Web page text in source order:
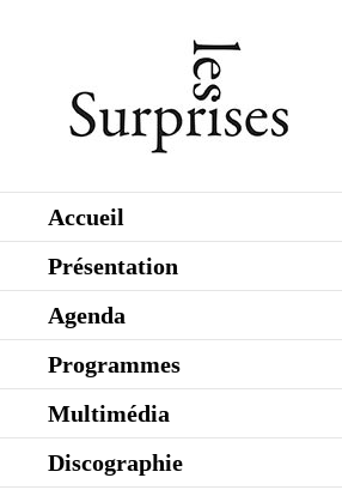
Accueil
Présentation
Agenda
Programmes
Multimédia
Discographie